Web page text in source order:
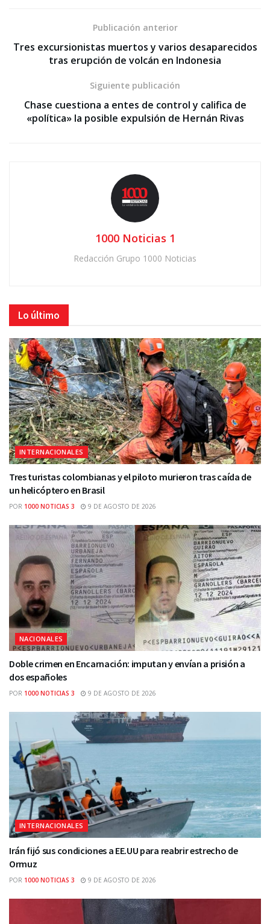
Publicación anterior
Tres excursionistas muertos y varios desaparecidos
tras erupción de volcán en Indonesia
Siguiente publicación
Chase cuestiona a entes de control y califica de
«política» la posible expulsión de Hernán Rivas
1000 Noticias 1
Redacción Grupo 1000 Noticias
Lo último
INTERNACIONALES
Tres turistas colombianas y el piloto murieron tras caída de
un helicóptero en Brasil
POR 1000 NOTICIAS 3 9 DE AGOSTO DE 2026
NACIONALES
Doble crimen en Encarnación: imputan y envían a prisión a
dos españoles
POR 1000 NOTICIAS 3 9 DE AGOSTO DE 2026
INTERNACIONALES
Irán fijó sus condiciones a EE.UU para reabrir estrecho de
Ormuz
POR 1000 NOTICIAS 3 9 DE AGOSTO DE 2026